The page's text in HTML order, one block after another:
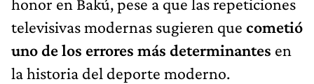
honor en Bakú, pese a que las repeticiones
televisivas modernas sugieren que cometió
uno de los errores más determinantes en
la historia del deporte moderno.